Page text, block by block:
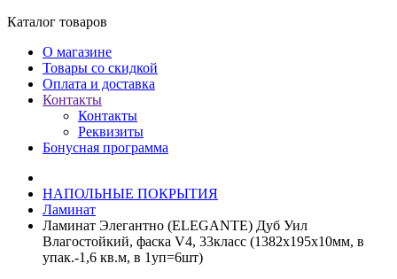
Каталог товаров
О магазине
Товары со скидкой
Оплата и доставка
Контакты
Контакты
Реквизиты
Бонусная программа
НАПОЛЬНЫЕ ПОКРЫТИЯ
Ламинат
Ламинат Элегантно (ELEGANTE) Дуб Уил
Влагостойкий, фаска V4, 33класс (1382х195х10мм, в
упак.-1,6 кв.м, в 1уп=6шт)